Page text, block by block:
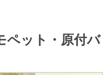
ペット・原付バ